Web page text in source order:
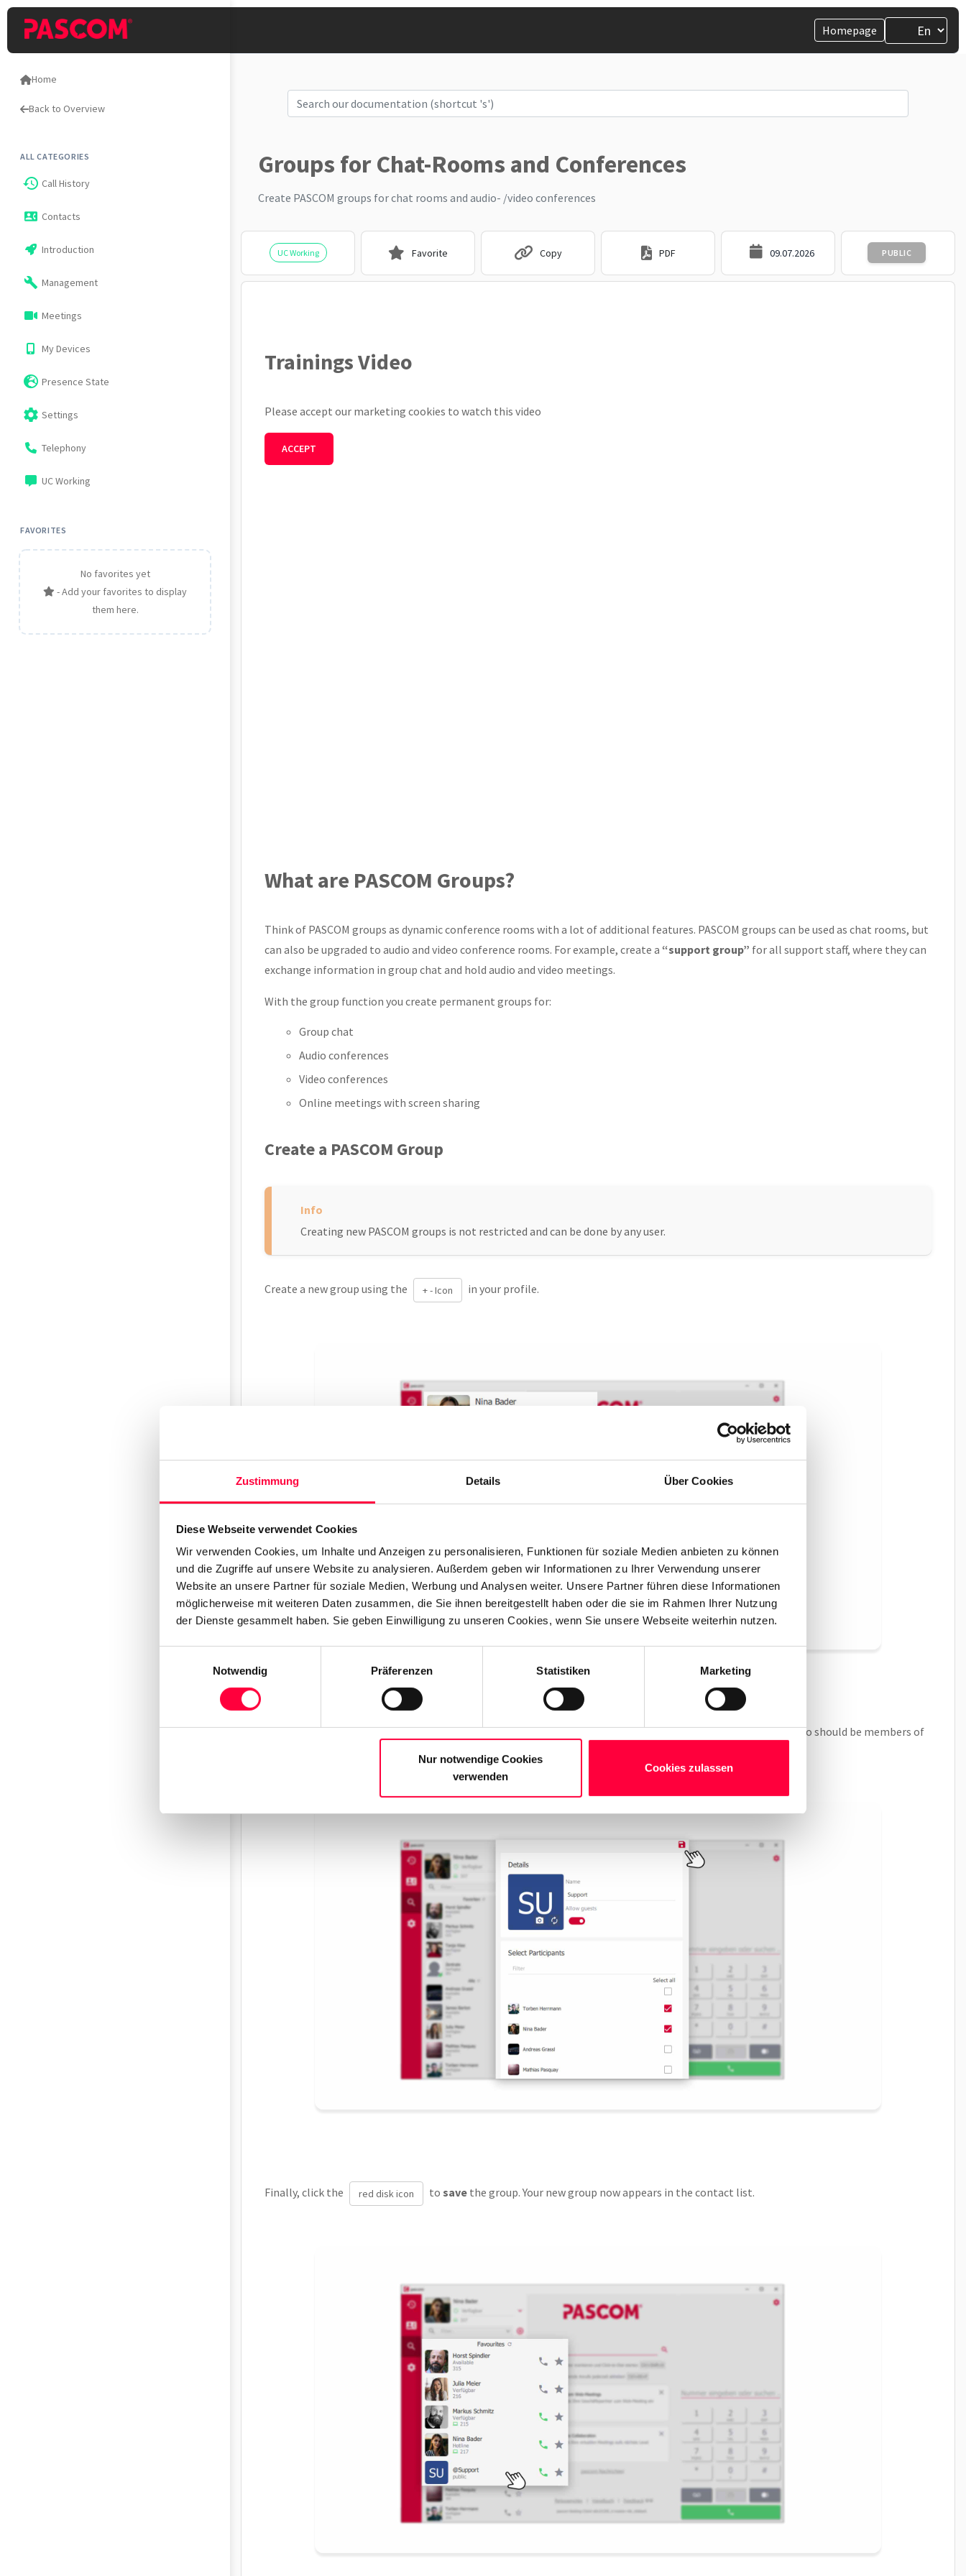
Zustimmung Details Über Cookies
Diese Webseite verwendet Cookies
Wir verwenden Cookies, um Inhalte und Anzeigen zu personalisieren, Funktionen für soziale Medien anbieten zu können
und die Zugriffe auf unsere Website zu analysieren. Außerdem geben wir Informationen zu Ihrer Verwendung unserer
Website an unsere Partner für soziale Medien, Werbung und Analysen weiter. Unsere Partner führen diese Informationen
möglicherweise mit weiteren Daten zusammen, die Sie ihnen bereitgestellt haben oder die sie im Rahmen Ihrer Nutzung
der Dienste gesammelt haben. Sie geben Einwilligung zu unseren Cookies, wenn Sie unsere Webseite weiterhin nutzen.
Notwendig
Präferenzen Statistiken Marketing
Nur notwendige Cookies
verwenden
Cookies zulassen
Homepage
Home
Back to Overview
ALL CATEGORIES
history Call History
contact_phone Contacts
Introduction
build Management
Meetings
My Devices
Presence State
settings Settings
Telephony
UC Working
FAVORITES
No favorites yet
- Add your favorites to display
them here.
Groups for Chat-Rooms and Conferences
Create PASCOM groups for chat rooms and audio- /video conferences
UC Working Favorite Copy PDF 09.07.2026 PUBLIC
Trainings Video
Please accept our marketing cookies to watch this video
ACCEPT
What are PASCOM Groups?
Think of PASCOM groups as dynamic conference rooms with a lot of additional features. PASCOM groups can be used as chat rooms, but
can also be upgraded to audio and video conference rooms. For example, create a “support group” for all support staff, where they can
exchange information in group chat and hold audio and video meetings.
With the group function you create permanent groups for:
Group chat
Audio conferences
Video conferences
Online meetings with screen sharing
Create a PASCOM Group
Creating new PASCOM groups is not restricted and can be done by any user.
Create a new group using the + - Icon in your profile.
Enter anamein the settings window of the group e.g. “Support” or “Smalltalk”. Then add theparticipantswho should be members of
Finally, click the red disk icon to save the group. Your new group now appears in the contact list.